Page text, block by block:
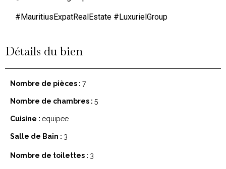
#MauritiusExpatRealEstate #LuxurielGroup
Détails du bien
Nombre de pièces : 7
Nombre de chambres : 5
Cuisine : equipee
Salle de Bain : 3
Nombre de toilettes : 3